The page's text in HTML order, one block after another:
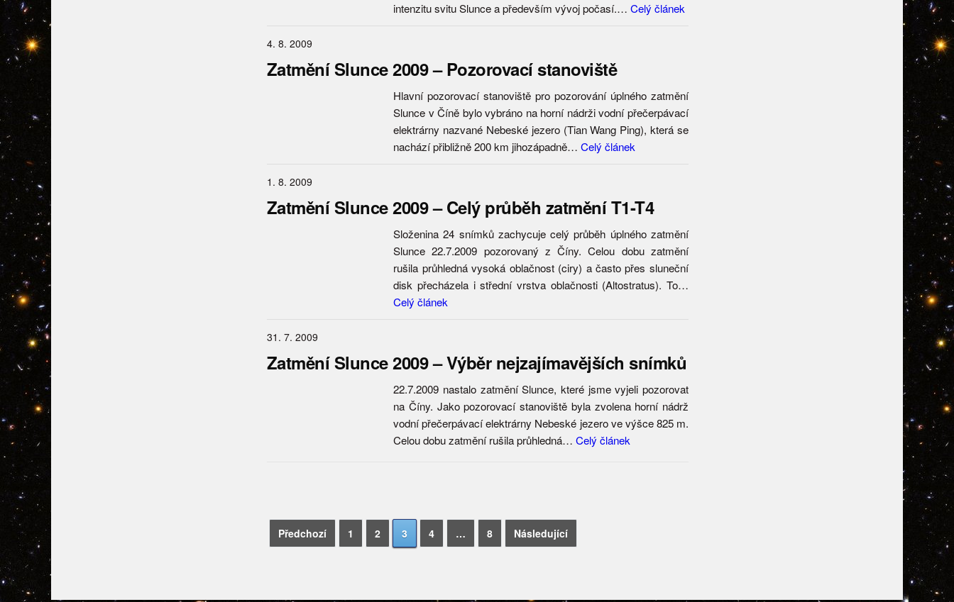
intenzitu svitu Slunce a především vývoj počasí.…Celý článek
4. 8. 2009
Zatmění Slunce 2009 – Pozorovací stanoviště
Hlavní pozorovací stanoviště pro pozorování úplného zatmění
Slunce v Číně bylo vybráno na horní nádrži vodní přečerpávací
elektrárny nazvané Nebeské jezero (Tian Wang Ping), která se
nachází přibližně 200 km jihozápadně…Celý článek
1. 8. 2009
Zatmění Slunce 2009 – Celý průběh zatmění T1-T4
Složenina 24 snímků zachycuje celý průběh úplného zatmění
Slunce 22.7.2009 pozorovaný z Číny. Celou dobu zatmění
rušila průhledná vysoká oblačnost (ciry) a často přes sluneční
disk přecházela i střední vrstva oblačnosti (Altostratus). To…
Celý článek
31. 7. 2009
Zatmění Slunce 2009 – Výběr nejzajímavějších snímků
22.7.2009 nastalo zatmění Slunce, které jsme vyjeli pozorovat
na Číny. Jako pozorovací stanoviště byla zvolena horní nádrž
vodní přečerpávací elektrárny Nebeské jezero ve výšce 825 m.
Celou dobu zatmění rušila průhledná…Celý článek
Navigace
Předchozí 1 2 3 4 … 8 Následující